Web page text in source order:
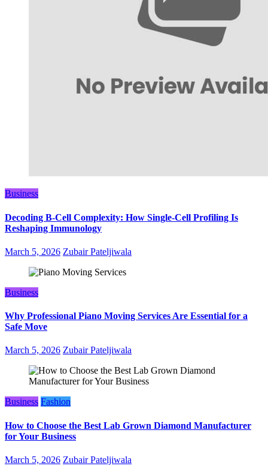
Business
Decoding B‑Cell Complexity: How Single‑Cell Profiling Is
Reshaping Immunology
March 5, 2026 Zubair Pateljiwala
Business
Why Professional Piano Moving Services Are Essential for a
Safe Move
March 5, 2026 Zubair Pateljiwala
Business Fashion
How to Choose the Best Lab Grown Diamond Manufacturer
for Your Business
March 5, 2026 Zubair Pateljiwala